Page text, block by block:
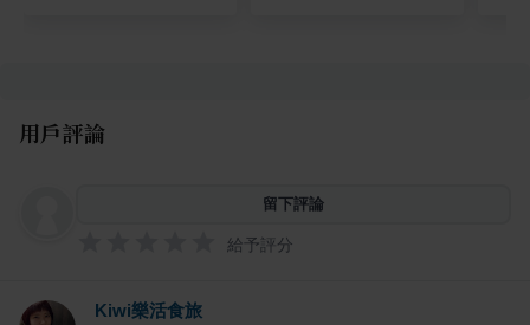
用戶評論
留下評論
給予評分
Kiwi樂活食旅